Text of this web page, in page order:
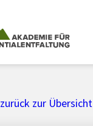
zurück zur Übersicht